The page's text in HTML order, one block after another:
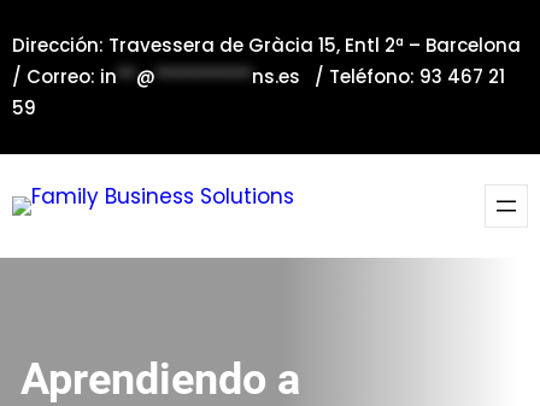
al
contenido
Dirección: Travessera de Gràcia 15, Entl 2ª – Barcelona
/ Correo: in**@**********ns.es / Teléfono: 93 467 21
59
Aprendiendo a